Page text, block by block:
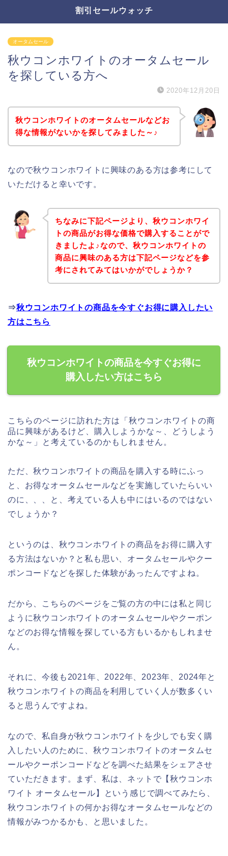
割引セールウォッチ
オータムセール
秋ウコンホワイトのオータムセール
を探している方へ
2020年12月20日
秋ウコンホワイトのオータムセールなどお
得な情報がないかを探してみました～♪
なので秋ウコンホワイトに興味のある方は参考にして
いただけると幸いです。
ちなみに下記ページより、秋ウコンホワイ
トの商品がお得な価格で購入することがで
きましたよ♪なので、秋ウコンホワイトの
商品に興味のある方は下記ページなどを参
考にされてみてはいかがでしょうか？
⇒秋ウコンホワイトの商品を今すぐお得に購入したい
方はこちら
秋ウコンホワイトの商品を今すぐお得に
購入したい方はこちら
こちらのページに訪れた方は「秋ウコンホワイトの商
品に興味があるけど、購入しようかな～、どうしよう
かな～」と考えているのかもしれません。
ただ、秋ウコンホワイトの商品を購入する時にふっ
と、お得なオータムセールなどを実施していたらいい
のに、、、と、考えている人も中にはいるのではない
でしょうか？
というのは、秋ウコンホワイトの商品をお得に購入す
る方法はないか？と私も思い、オータムセールやクー
ポンコードなどを探した体験があったんですよね。
だから、こちらのページをご覧の方の中には私と同じ
ように秋ウコンホワイトのオータムセールやクーポン
などのお得な情報を探している方もいるかもしれませ
ん。
それに、今後も2021年、2022年、2023年、2024年と
秋ウコンホワイトの商品を利用していく人が数多くい
ると思うんですよね。
なので、私自身が秋ウコンホワイトを少しでも安く購
入したい人のために、秋ウコンホワイトのオータムセ
ールやクーポンコードなどを調べた結果をシェアさせ
ていただきます。まず、私は、ネットで【秋ウコンホ
ワイト オータムセール】という感じで調べてみたら、
秋ウコンホワイトの何かお得なオータムセールなどの
情報がみつかるかも、と思いました。